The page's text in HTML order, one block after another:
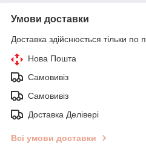
Умови доставки
Доставка здійснюється тільки по
Нова Пошта
Самовивіз
Самовивіз
Доставка Делівері
Всі умови доставки